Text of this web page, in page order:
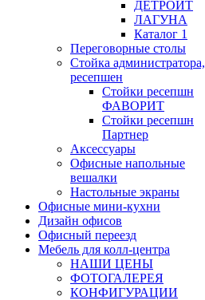
ДЕТРОЙТ
ЛАГУНА
Каталог 1
Переговорные столы
Стойка администратора,
ресепшен
Стойки ресепшн
ФАВОРИТ
Стойки ресепшн
Партнер
Аксессуары
Офисные напольные
вешалки
Настольные экраны
Офисные мини-кухни
Дизайн офисов
Офисный переезд
Мебель для колл-центра
НАШИ ЦЕНЫ
ФОТОГАЛЕРЕЯ
КОНФИГУРАЦИИ